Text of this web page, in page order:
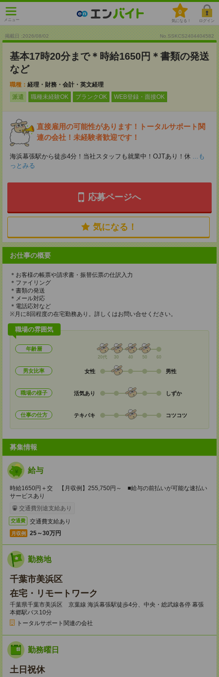
メニュー
0
気になる！ ログイン
掲載日 :2026/08/02 No.SSKCS2404404582
基本17時20分まで＊時給1650円＊書類の発送
など
職種： 経理・財務・会計・英文経理
派遣
職種未経験OK ブランクOK WEB登録・面接OK
直接雇用の可能性があります！トータルサポート関
連の会社！未経験者歓迎です！
海浜幕張駅から徒歩4分！当社スタッフも就業中！OJTあり！休 ...も
っとみる
応募ページへ
気になる！
お仕事の概要
＊お客様の帳票や請求書・振替伝票の仕訳入力
＊ファイリング
＊書類の発送
＊メール対応
＊電話応対など
※月に8回程度の在宅勤務あり。詳しくはお問い合せください。
職場の雰囲気
年齢層
20代 30 40 50 60
男女比率 女性 男性
職場の様子 活気あり しずか
仕事の仕方 テキパキ コツコツ
募集情報
給与
時給1650円＋交 【月収例】255,750円～ ■給与の前払いが可能な速払い
サービスあり
交通費別途支給あり
交通費 交通費支給あり
月収例 25～30万円
勤務地
千葉市美浜区
在宅・リモートワーク
千葉県千葉市美浜区 京葉線 海浜幕張駅徒歩4分、中央・総武線各停 幕張
本郷駅バス10分
トータルサポート関連の会社
勤務曜日
土日祝休